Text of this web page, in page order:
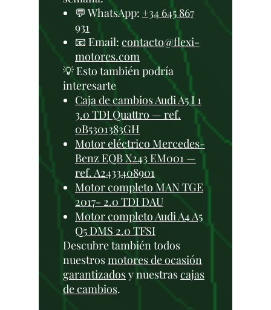
💬 WhatsApp: +34 645 867
931
📧 Email: contacto@flexi-
motores.com
💡 Esto también podría
interesarte
Caja de cambios Audi A5 I 1
3.0 TDI Quattro — ref.
0B5301383GH
Motor eléctrico Mercedes-
Benz EQB X243 EM001 —
ref. A2433408901
Motor completo MAN TGE
2017- 2.0 TDI DAU
Motor completo Audi A4 A5
Q5 DMS 2.0 TFSI
Descubre también todos
nuestrosmotores de ocasión
garantizadosy nuestrascajas
de cambios.